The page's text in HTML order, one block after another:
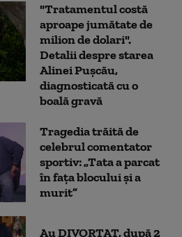
"Tratamentul costă
aproape jumătate de
milion de dolari".
Detalii despre starea
Alinei Pușcău,
diagnosticată cu o
boală gravă
Tragedia trăită de
celebrul comentator
sportiv: „Tata a parcat
în fața blocului și a
murit”
Au DIVORȚAT, după 2